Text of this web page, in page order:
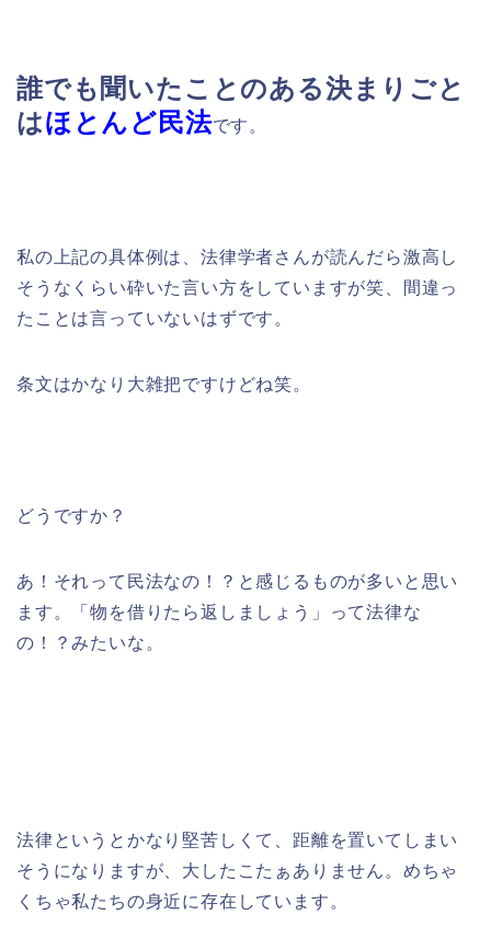
誰でも聞いたことのある決まりごと
はほとんど民法です。
私の上記の具体例は、法律学者さんが読んだら激高し
そうなくらい砕いた言い方をしていますが笑、間違っ
たことは言っていないはずです。
条文はかなり大雑把ですけどね笑。
どうですか？
あ！それって民法なの！？と感じるものが多いと思い
ます。「物を借りたら返しましょう」って法律な
の！？みたいな。
法律というとかなり堅苦しくて、距離を置いてしまい
そうになりますが、大したこたぁありません。めちゃ
くちゃ私たちの身近に存在しています。